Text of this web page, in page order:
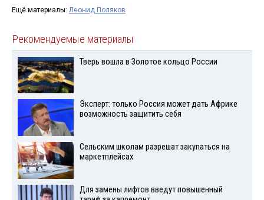
Ещё материалы: Леонид Поляков
Рекомендуемые материалы
Тверь вошла в Золотое кольцо России
Эксперт: только Россия может дать Африке
возможность защитить себя
Сельским школам разрешат закупаться на
маркетплейсах
Для замены лифтов введут повышенный